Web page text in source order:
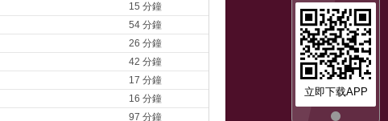
立即下载APP
15 分鐘
54 分鐘
26 分鐘
42 分鐘
17 分鐘
16 分鐘
97 分鐘